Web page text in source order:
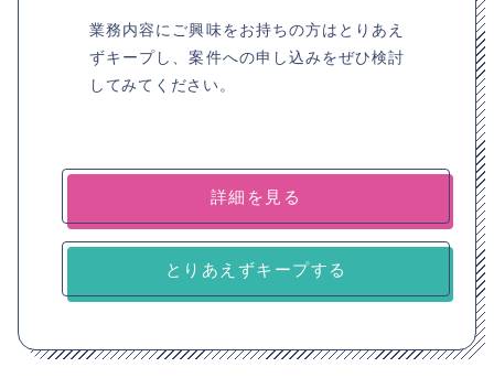
業務内容にご興味をお持ちの方はとりあえ
ずキープし、案件への申し込みをぜひ検討
してみてください。
詳細を見る
とりあえずキープする